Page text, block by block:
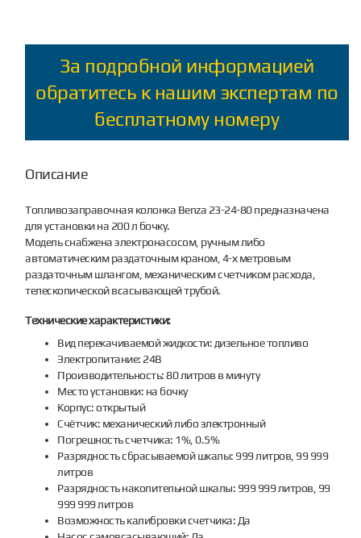
За подробной информацией
обратитесь к нашим экспертам по
бесплатному номеру
Описание
Топливозаправочная колонка Benza 23-24-80 предназначена
для установки на 200 л бочку.
Модель снабжена электронасосом, ручным либо
автоматическим раздаточным краном, 4-х метровым
раздаточным шлангом, механическим счетчиком расхода,
телескопической всасывающей трубой.
Технические характеристики:
Вид перекачиваемой жидкости: дизельное топливо
Электропитание: 24В
Производительность: 80 литров в минуту
Место установки: на бочку
Корпус: открытый
Счётчик: механический либо электронный
Погрешность счетчика: 1%, 0.5%
Разрядность сбрасываемой шкалы: 999 литров, 99 999
литров
Разрядность накопительной шкалы: 999 999 литров, 99
999 999 литров
Возможность калибровки счетчика: Да